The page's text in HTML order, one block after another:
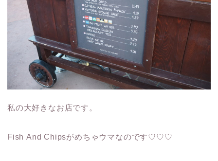
私の大好きなお店です。
Fish And Chipsがめちゃウマなのです♡♡♡